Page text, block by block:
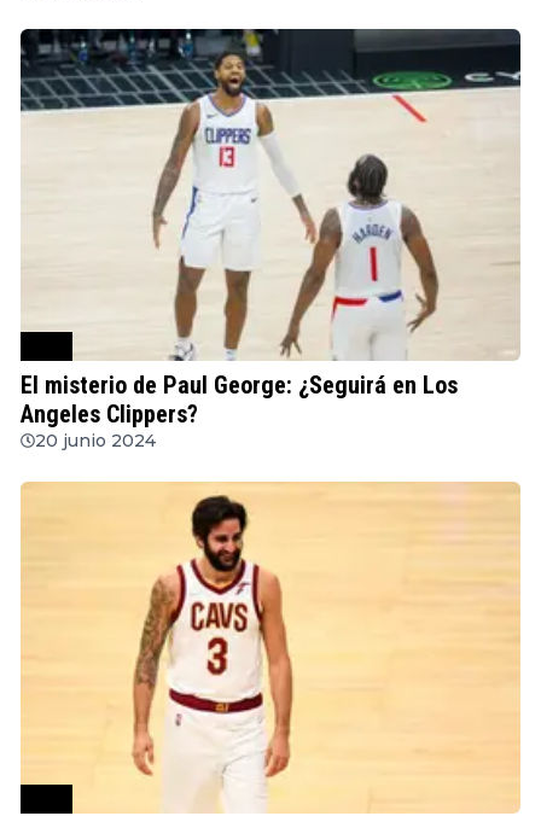
El misterio de Paul George: ¿Seguirá en Los
Angeles Clippers?
20 junio 2024